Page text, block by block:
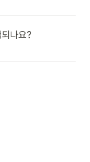
나요?